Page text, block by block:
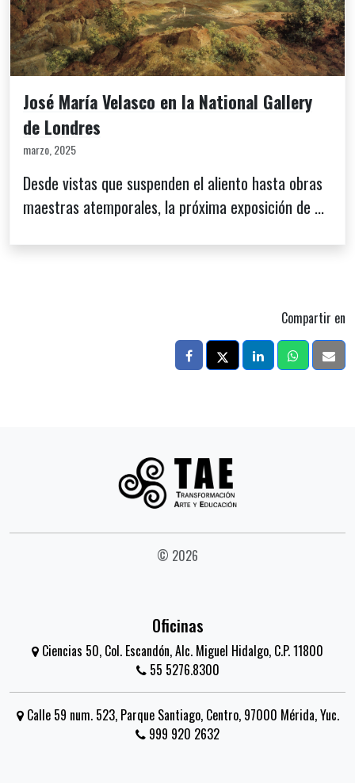
José María Velasco en la National Gallery
de Londres
marzo, 2025
Desde vistas que suspenden el aliento hasta obras
maestras atemporales, la próxima exposición de ...
Compartir en
© 2026
Oficinas
Ciencias 50, Col. Escandón, Alc. Miguel Hidalgo, C.P. 11800
55 5276.8300
Calle 59 num. 523, Parque Santiago, Centro, 97000 Mérida, Yuc.
999 920 2632